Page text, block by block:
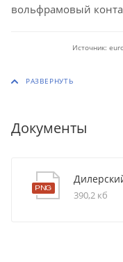
вольфрамовый
Источник:
Документы
390,2 кб